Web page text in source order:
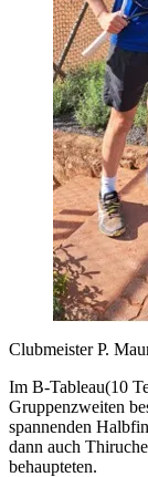
Clubmeister P.
Im B-Tableau(10
Gruppenzweiten
spannenden
dann auch
behaupteten.